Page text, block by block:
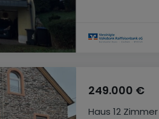
Haus 12 Zimmer
249.000 €